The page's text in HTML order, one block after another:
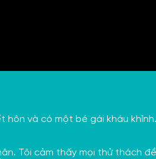
và có một bé gái kháu
Tôi cảm thấy mọi thử thách